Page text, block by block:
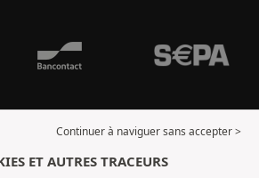
Continuer à naviguer sans accepter >
ET AUTRES TRACEURS